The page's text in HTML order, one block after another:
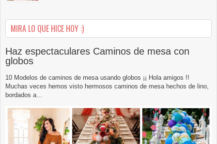
MIRA LO QUE HICE HOY :)
Haz espectaculares Caminos de mesa con
globos
10 Modelos de caminos de mesa usando globos ¡¡ Hola amigos !!
Muchas veces hemos visto hermosos caminos de mesa hechos de lino,
bordados a...